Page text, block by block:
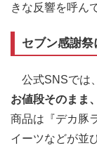
きな反響を呼ん
セブン感謝
公式SNSでは、
お値段そのまま
商品は『デカ豚
イーツなどが並